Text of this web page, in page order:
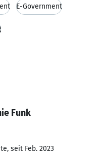
E-Government
Funk
seit Feb. 2023